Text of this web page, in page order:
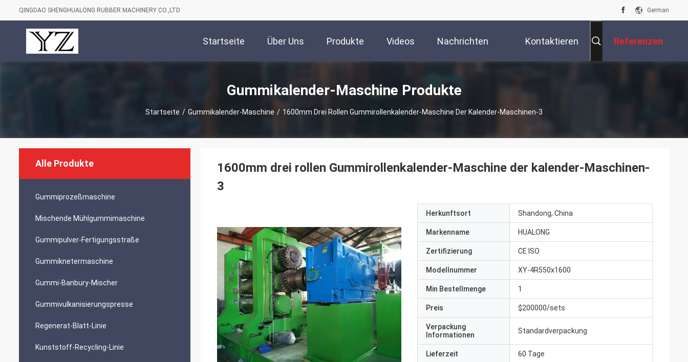
QINGDAO SHENGHUALONG RUBBER MACHINERY CO.,LTD German
Startseite Über Uns Produkte Videos Nachrichten Kontaktieren Referenzen
Gummikalender-Maschine Produkte
Startseite / Gummikalender-Maschine / 1600mm Drei Rollen Gummirollenkalender-Maschine Der Kalender-Maschinen-3
Alle Produkte
Gummiprozeßmaschine
Mischende Mühlgummimaschine
Gummipulver-Fertigungsstraße
Gummiknetermaschine
Gummi-Banbury-Mischer
Gummivulkanisierungspresse
Regenerat-Blatt-Linie
Kunststoff-Recycling-Linie
1600mm drei rollen Gummirollenkalender-Maschine der kalender-Maschinen-
3
Herkunftsort Shandong, China
Markenname HUALONG
Zertifizierung CE ISO
Modellnummer XY-4R550x1600
Min Bestellmenge 1
Preis $200000/sets
Verpackung
Informationen
Standardverpackung
Lieferzeit 60 Tage